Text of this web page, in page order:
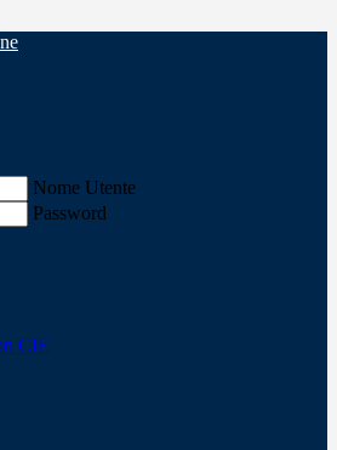
Nome Utente
Password
CIE